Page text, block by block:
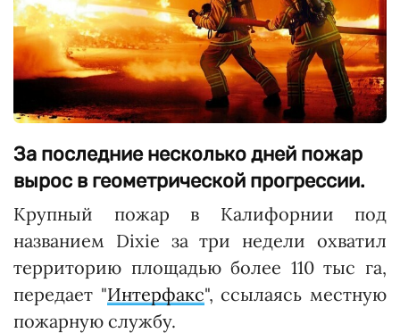
За последние несколько дней пожар
вырос в геометрической прогрессии.
Крупный пожар в Калифорнии под
названием Dixie за три недели охватил
территорию площадью более 110 тыс га,
передает "Интерфакс", ссылаясь местную
пожарную службу.